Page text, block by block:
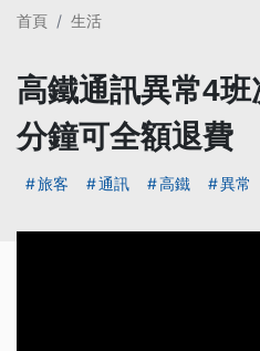
首頁 生活
高鐵通訊異常4
分鐘可全額退費
旅客 通訊 高鐵 異常